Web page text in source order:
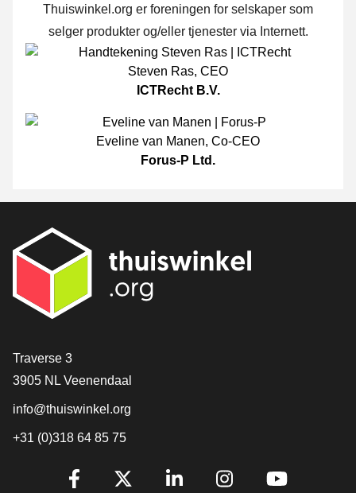
Thuiswinkel.org er foreningen for selskaper som
selger produkter og/eller tjenester via Internett.
Steven Ras, CEO
ICTRecht B.V.
Eveline van Manen, Co-CEO
Forus-P Ltd.
[_General:Contact]
Traverse 3
3905 NL Veenendaal
info@thuiswinkel.org
+31 (0)318 64 85 75
[_General:SocialMediaTitle]